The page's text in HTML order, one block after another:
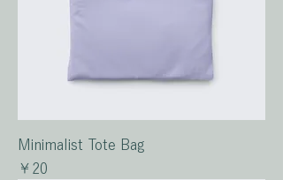
Minimalist Tote Bag
価格
￥20